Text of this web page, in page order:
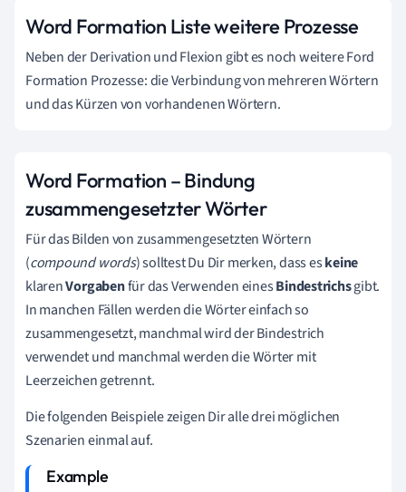
Word Formation Liste weitere Prozesse
Neben der Derivation und Flexion gibt es noch weitere Ford
Formation Prozesse: die Verbindung von mehreren Wörtern
und das Kürzen von vorhandenen Wörtern.
Word Formation – Bindung
zusammengesetzter Wörter
Für das Bilden von zusammengesetzten Wörtern
(compound words) solltest Du Dir merken, dass eskeine
klarenVorgabenfür das Verwenden einesBindestrichsgibt.
In manchen Fällen werden die Wörter einfach so
zusammengesetzt, manchmal wird der Bindestrich
verwendet und manchmal werden die Wörter mit
Leerzeichen getrennt.
Die folgenden Beispiele zeigen Dir alle drei möglichen
Szenarien einmal auf.